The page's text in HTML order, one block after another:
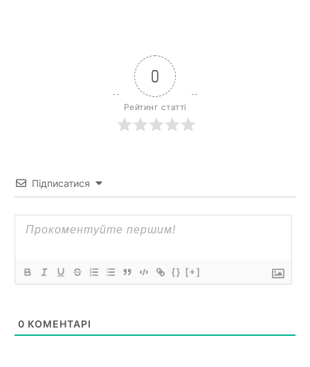
0
Рейтинг статті
Підписатися
{} [+]
0 КОМЕНТАРІ